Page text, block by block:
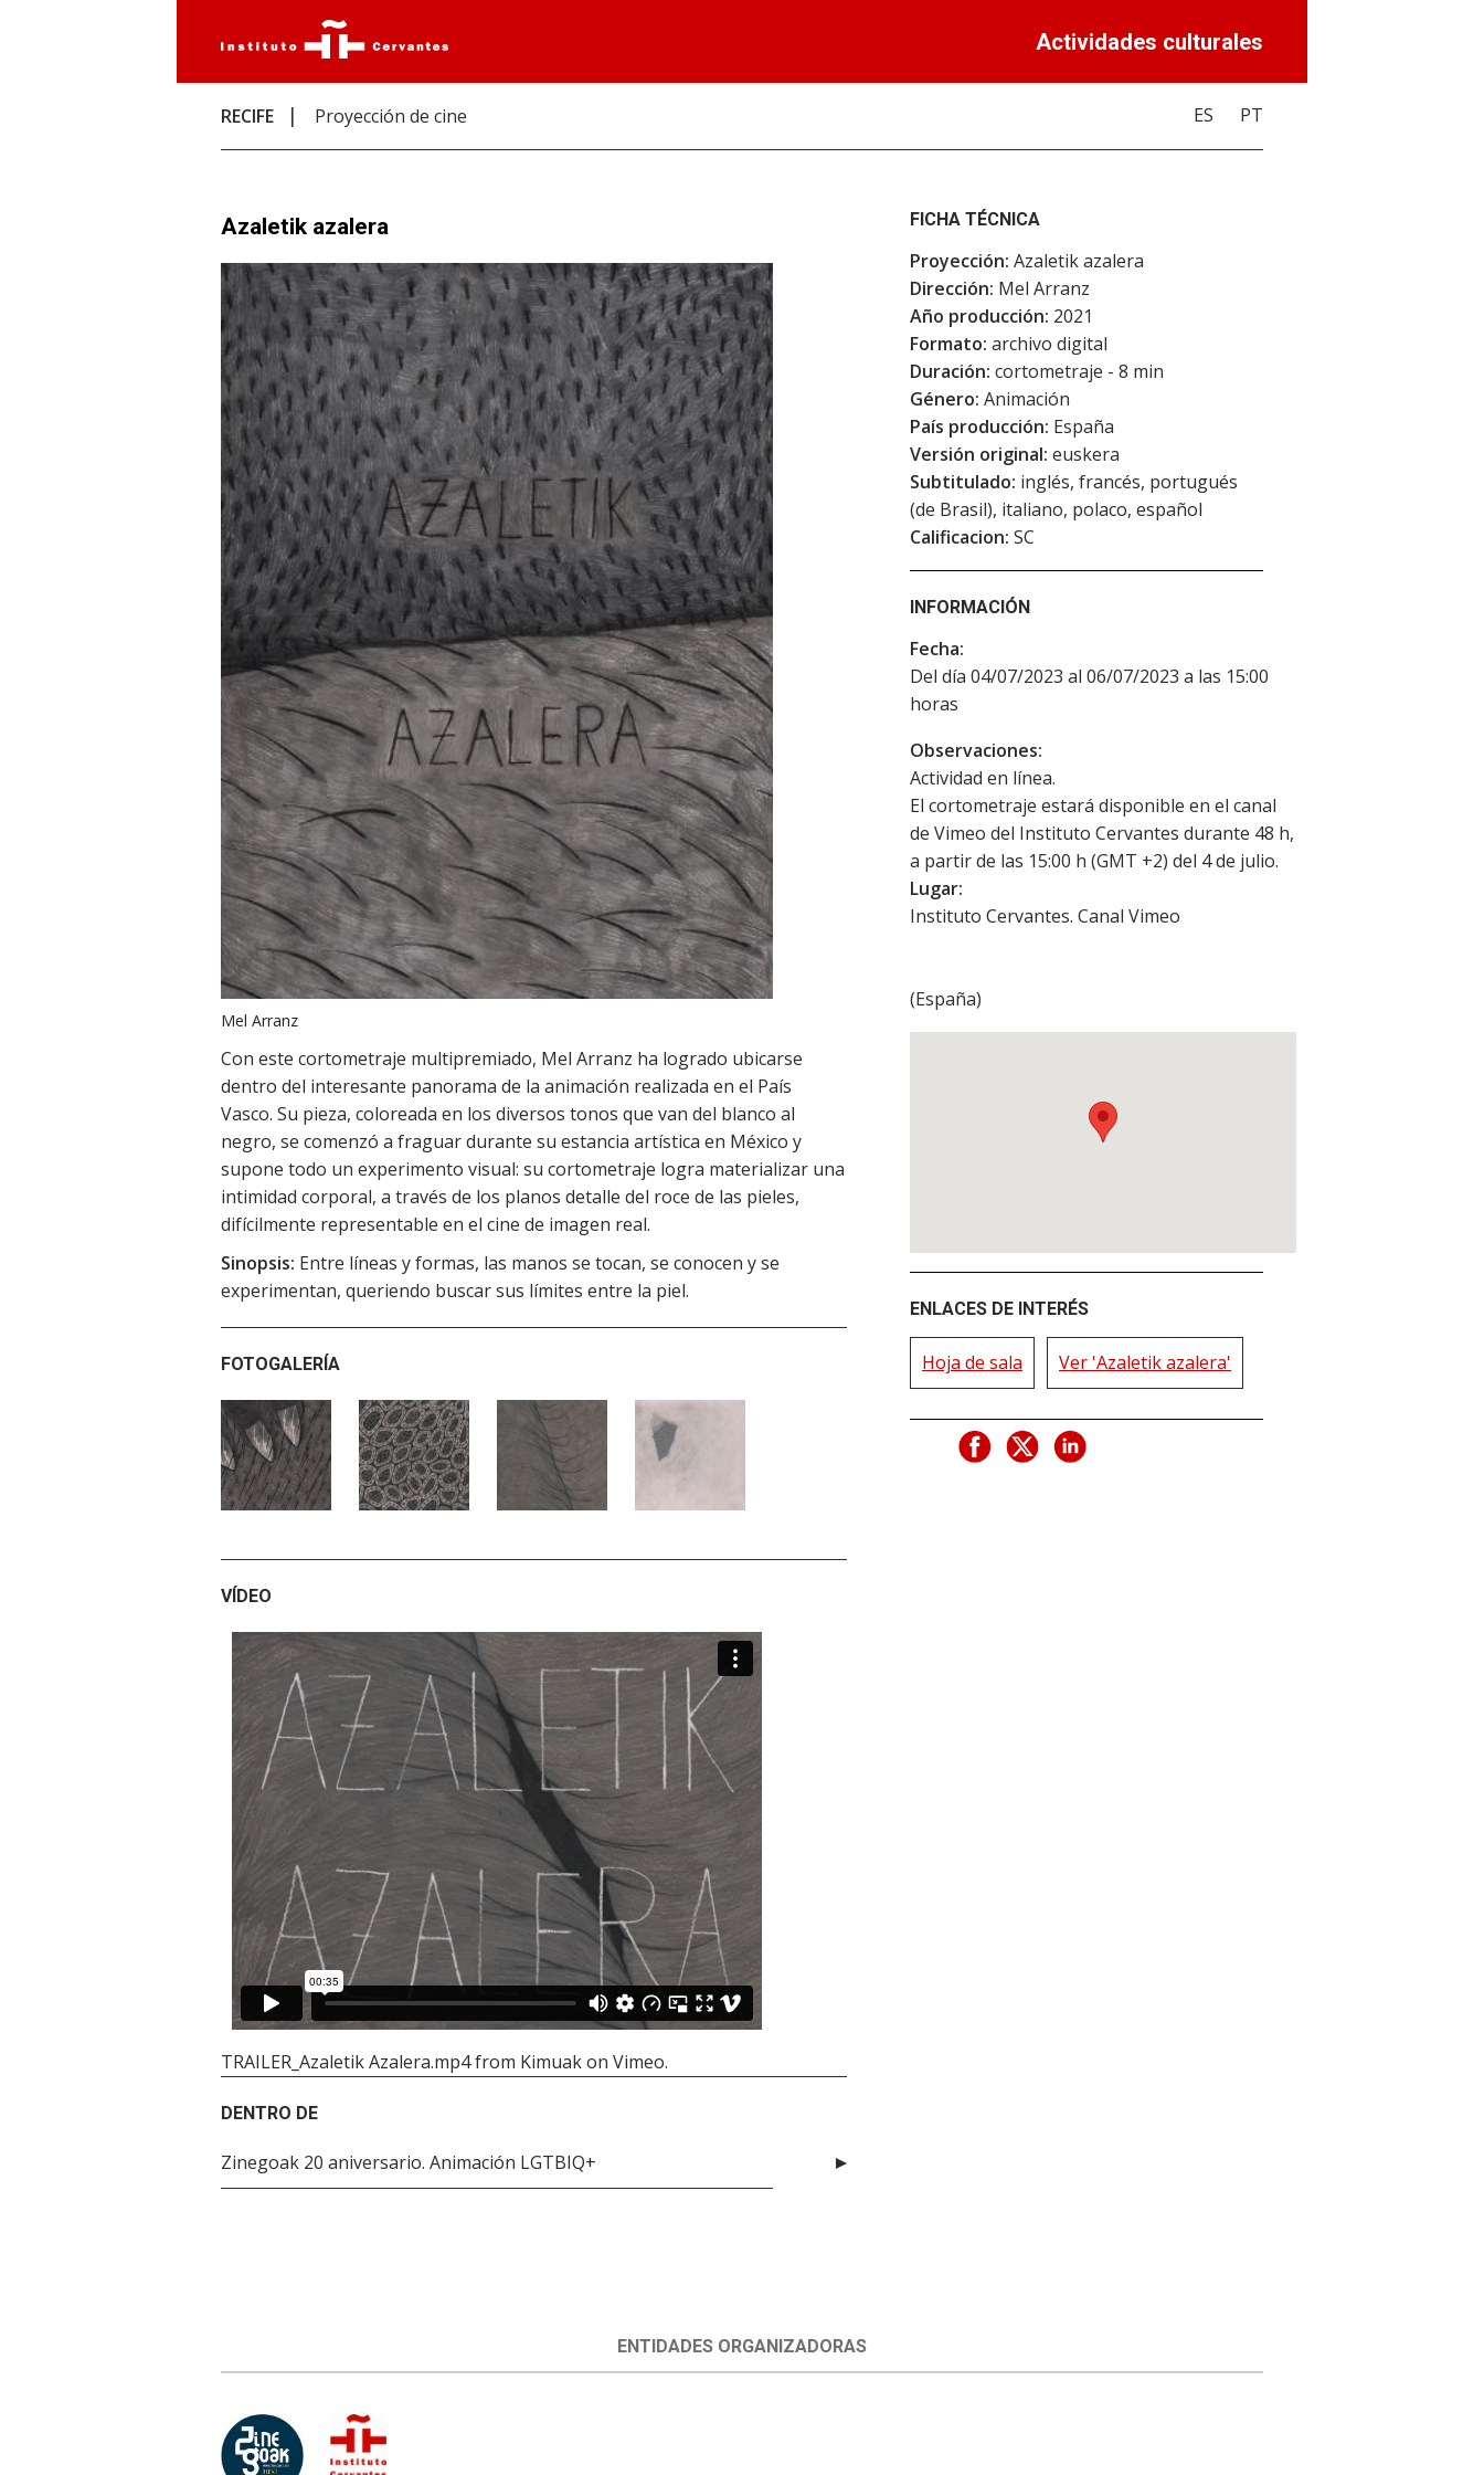
Actividades culturales
RECIFE Proyección de cine ES PT
Azaletik azalera
Mel Arranz
Con este cortometraje multipremiado, Mel Arranz ha logrado ubicarse
dentro del interesante panorama de la animación realizada en el País
Vasco. Su pieza, coloreada en los diversos tonos que van del blanco al
negro, se comenzó a fraguar durante su estancia artística en México y
supone todo un experimento visual: su cortometraje logra materializar una
intimidad corporal, a través de los planos detalle del roce de las pieles,
difícilmente representable en el cine de imagen real.
Sinopsis: Entre líneas y formas, las manos se tocan, se conocen y se
experimentan, queriendo buscar sus límites entre la piel.
FOTOGALERÍA
VÍDEO
TRAILER_Azaletik Azalera.mp4from Kimuakon Vimeo.
DENTRO DE
Zinegoak 20 aniversario. Animación LGTBIQ+
FICHA TÉCNICA
Proyección: Azaletik azalera
Dirección: Mel Arranz
Año producción: 2021
Formato: archivo digital
Duración: cortometraje - 8 min
Género: Animación
País producción: España
Versión original: euskera
Subtitulado: inglés, francés, portugués
(de Brasil), italiano, polaco, español
Calificacion: SC
INFORMACIÓN
Fecha:
Del día 04/07/2023 al 06/07/2023 a las 15:00
horas
Observaciones:
Actividad en línea.
El cortometraje estará disponible en el canal
de Vimeo del Instituto Cervantes durante 48 h,
a partir de las 15:00 h (GMT +2) del 4 de julio.
Lugar:
Instituto Cervantes. Canal Vimeo
(España)
ENLACES DE INTERÉS
Hoja de sala Ver 'Azaletik azalera'
ENTIDADES ORGANIZADORAS